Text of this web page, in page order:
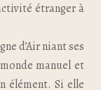
étranger à
d’Air niant ses
manuel et
élément. Si elle